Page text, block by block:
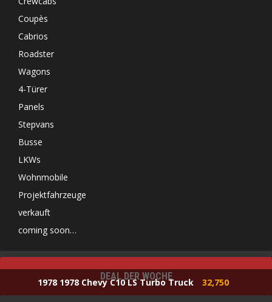
Coupès
Cabrios
Roadster
Wagons
4-Türer
Panels
Stepvans
Busse
LKWs
Wohnmobile
Projektfahrzeuge
verkauft
coming soon…
DEAL DER WOCHE
1978 1978 Chevy C10 LS Turbo Truck 32,750